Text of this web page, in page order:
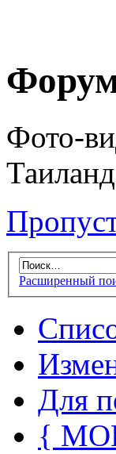
Фото-
Расширенный
Для
{